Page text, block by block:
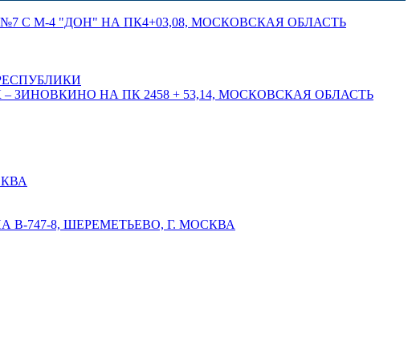
С М-4 "ДОН" НА ПК4+03,08, МОСКОВСКАЯ ОБЛАСТЬ
НА ПК 2458 + 53,14, МОСКОВСКАЯ ОБЛАСТЬ
747-8, ШЕРЕМЕТЬЕВО, Г. МОСКВА